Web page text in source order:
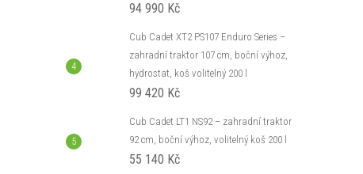
94 990 Kč
Cub Cadet XT2 PS107 Enduro Series –
zahradní traktor 107 cm, boční výhoz,
hydrostat, koš volitelný 200 l
99 420 Kč
Cub Cadet LT1 NS92 – zahradní traktor
92 cm, boční výhoz, volitelný koš 200 l
55 140 Kč